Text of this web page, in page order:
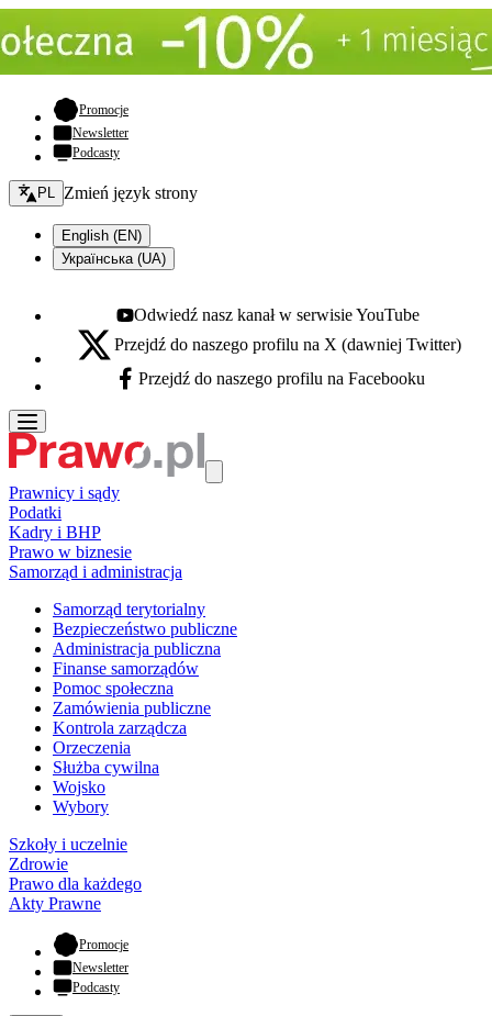
Promocje- otwiera się w nowej karcie
Newsletter
Podcasty
Zmień język - bieżący:
PL Zmień język strony
English (EN)
Українська (UA)
Youtube - otwiera się w nowej karcie
Odwiedź nasz kanał w serwisie YouTube
X - otwiera się w nowej karcie
Przejdź do naszego profilu na X (dawniej Twitter)
Facebook - otwiera się w nowej karcie
Przejdź do naszego profilu na Facebooku
Prawnicy i sądy
Podatki
Kadry i BHP
Prawo w biznesie
Samorząd i administracja
Samorząd terytorialny
Bezpieczeństwo publiczne
Administracja publiczna
Finanse samorządów
Pomoc społeczna
Zamówienia publiczne
Kontrola zarządcza
Orzeczenia
Służba cywilna
Wojsko
Wybory
Szkoły i uczelnie
Zdrowie
Prawo dla każdego
Akty Prawne
Promocje- otwiera się w nowej karcie
Newsletter
Podcasty